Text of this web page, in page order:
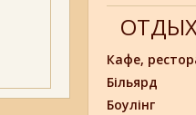
Кафе,
Більярд
Боулінг